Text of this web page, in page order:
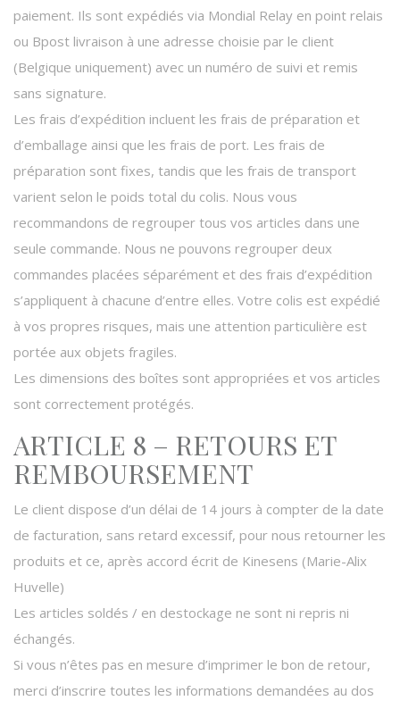
paiement. Ils sont expédiés via Mondial Relay en point relais
ou Bpost livraison à une adresse choisie par le client
(Belgique uniquement) avec un numéro de suivi et remis
sans signature.
Les frais d’expédition incluent les frais de préparation et
d’emballage ainsi que les frais de port. Les frais de
préparation sont fixes, tandis que les frais de transport
varient selon le poids total du colis. Nous vous
recommandons de regrouper tous vos articles dans une
seule commande. Nous ne pouvons regrouper deux
commandes placées séparément et des frais d’expédition
s’appliquent à chacune d’entre elles. Votre colis est expédié
à vos propres risques, mais une attention particulière est
portée aux objets fragiles.
Les dimensions des boîtes sont appropriées et vos articles
sont correctement protégés.
ARTICLE 8 – RETOURS ET
REMBOURSEMENT
Le client dispose d’un délai de 14 jours à compter de la date
de facturation, sans retard excessif, pour nous retourner les
produits et ce, après accord écrit de Kinesens (Marie-Alix
Huvelle)
Les articles soldés / en destockage ne sont ni repris ni
échangés.
Si vous n’êtes pas en mesure d’imprimer le bon de retour,
merci d’inscrire toutes les informations demandées au dos